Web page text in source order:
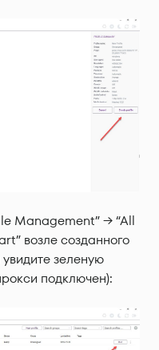
Management” → “All
возле созданного
зеленую
подключен):